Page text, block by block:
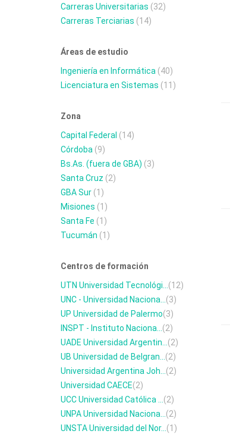
Carreras Universitarias (32)
Carreras Terciarias (14)
Áreas de estudio
Ingeniería en Informática (40)
Licenciatura en Sistemas (11)
Zona
Capital Federal (14)
Córdoba (9)
Bs.As. (fuera de GBA) (3)
Santa Cruz (2)
GBA Sur (1)
Misiones (1)
Santa Fe (1)
Tucumán (1)
Centros de formación
UTN Universidad Tecnológi... (12)
UNC - Universidad Naciona... (3)
UP Universidad de Palermo(3)
INSPT - Instituto Naciona... (2)
UADE Universidad Argentin... (2)
UB Universidad de Belgran... (2)
Universidad Argentina Joh... (2)
Universidad CAECE(2)
UCC Universidad Católica ... (2)
UNPA Universidad Naciona... (2)
UNSTA Universidad del Nor... (1)